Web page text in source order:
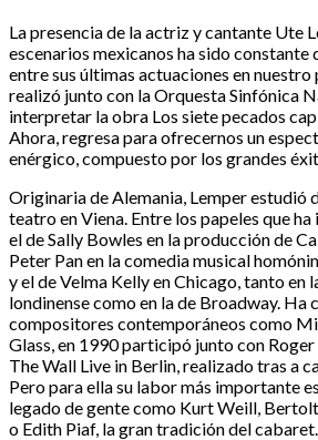
La presencia de la actriz y cantante Ute
escenarios mexicanos ha sido constante
entre sus últimas actuaciones en nuestro
realizó junto con la Orquesta Sinfónica
interpretar la obra Los siete pecados
Ahora, regresa para ofrecernos un
enérgico, compuesto por los grandes
Originaria de Alemania, Lemper estudió
teatro en Viena. Entre los papeles que
el de Sally Bowles en la producción de
Peter Pan en la comedia musical
y el de Velma Kelly en Chicago, tanto en
londinense como en la de Broadway. Ha
compositores contemporáneos como
Glass, en 1990 participó junto con
The Wall Live in Berlin, realizado tras a
Pero para ella su labor más importante
legado de gente como Kurt Weill,
o Edith Piaf, la gran tradición del cabaret.